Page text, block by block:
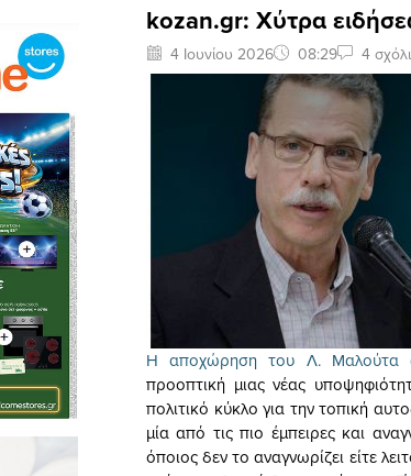
kozan.gr: Χύτρα
4 Ιουνίου 2026 08:29 4
Η αποχώρηση του Λ. Μαλούτα
προοπτική μιας νέας
πολιτικό κύκλο για την τοπική
μία από τις πιο έμπειρες και
όποιος δεν το αναγνωρίζει είτε